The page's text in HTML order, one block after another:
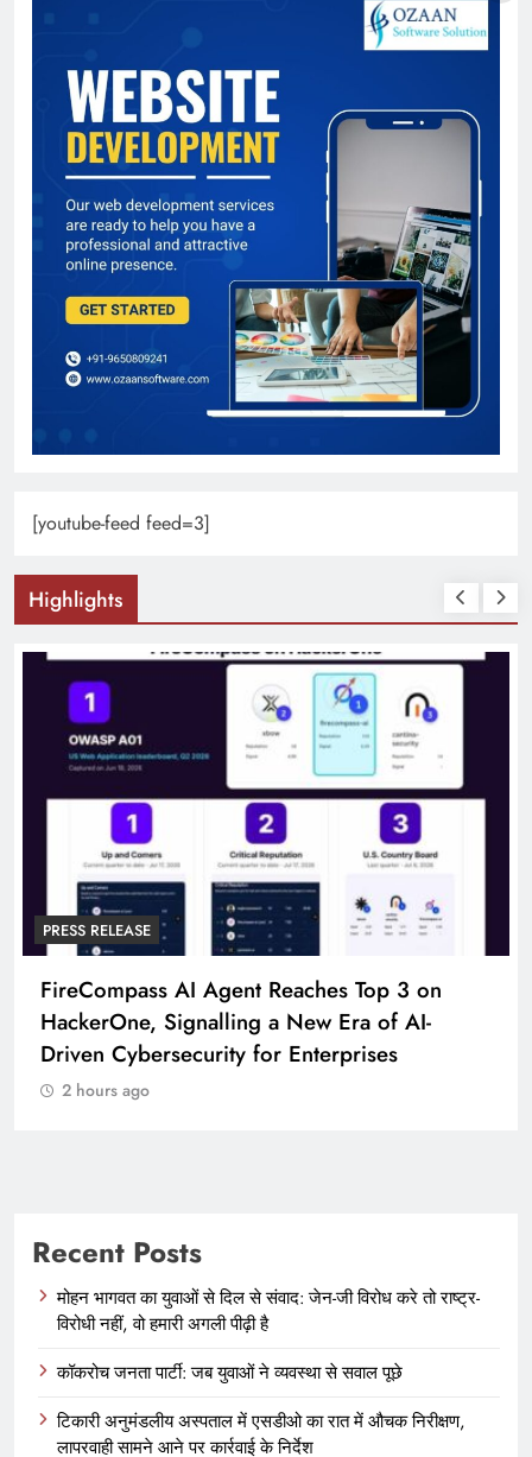
[youtube-feed feed=3]
Highlights
PRESS RELEASE
FireCompass AI Agent Reaches Top 3 on
HackerOne, Signalling a New Era of AI-
Driven Cybersecurity for Enterprises
2 hours ago
Recent Posts
मोहन भागवत का युवाओं से दिल से संवाद: जेन-जी विरोध करे तो राष्ट्र-
विरोधी नहीं, वो हमारी अगली पीढ़ी है
कॉकरोच जनता पार्टी: जब युवाओं ने व्यवस्था से सवाल पूछे
टिकारी अनुमंडलीय अस्पताल में एसडीओ का रात में औचक निरीक्षण,
लापरवाही सामने आने पर कार्रवाई के निर्देश